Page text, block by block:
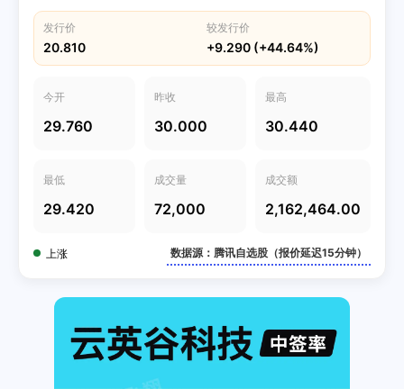
发行价
20.810
较发行价
+9.290 (+44.64%)
今开
29.760
昨收
30.000
最高
30.440
最低
29.420
成交量
72,000
成交额
2,162,464.00
上涨 数据源：腾讯自选股（报价延迟15分钟）